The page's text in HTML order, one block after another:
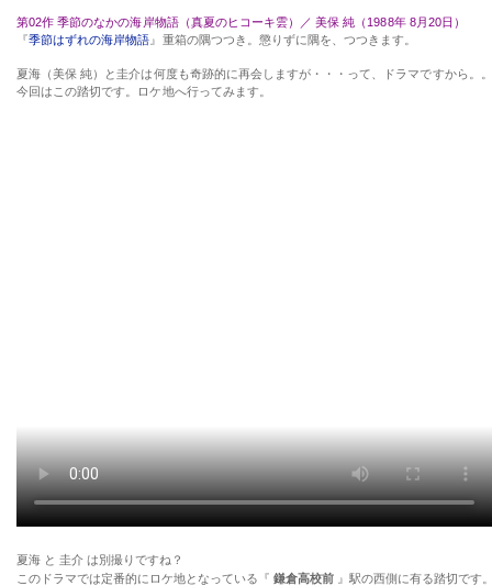
第02作 季節のなかの海岸物語（真夏のヒコーキ雲）／ 美保 純（1988年 8月20日）
『季節はずれの海岸物語 』重箱の隅つつき。懲りずに隅を、つつきます。
夏海（美保 純）と圭介は何度も奇跡的に再会しますが・・・って、ドラマですから。
今回はこの踏切です。ロケ地へ行ってみます。
夏海 と 圭介 は別撮りですね？
このドラマでは定番的にロケ地となっている『 鎌倉高校前 』駅の西側に有る踏切です